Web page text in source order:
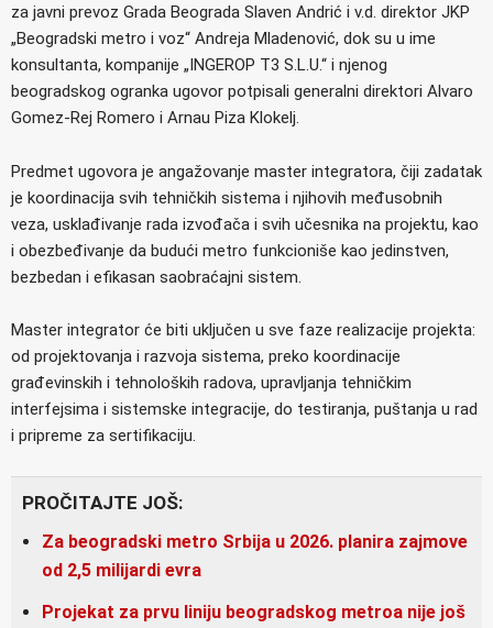
za javni prevoz Grada Beograda Slaven Andrić i v.d. direktor JKP
„Beogradski metro i voz“ Andreja Mladenović, dok su u ime
konsultanta, kompanije „INGEROP T3 S.L.U.“ i njenog
beogradskog ogranka ugovor potpisali generalni direktori Alvaro
Gomez-Rej Romero i Arnau Piza Klokelj.
Predmet ugovora je angažovanje master integratora, čiji zadatak
je koordinacija svih tehničkih sistema i njihovih međusobnih
veza, usklađivanje rada izvođača i svih učesnika na projektu, kao
i obezbeđivanje da budući metro funkcioniše kao jedinstven,
bezbedan i efikasan saobraćajni sistem.
Master integrator će biti uključen u sve faze realizacije projekta:
od projektovanja i razvoja sistema, preko koordinacije
građevinskih i tehnoloških radova, upravljanja tehničkim
interfejsima i sistemske integracije, do testiranja, puštanja u rad
i pripreme za sertifikaciju.
PROČITAJTE JOŠ:
Za beogradski metro Srbija u 2026. planira zajmove
od 2,5 milijardi evra
Projekat za prvu liniju beogradskog metroa nije još